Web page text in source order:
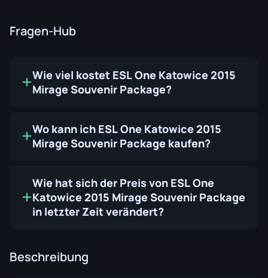
Fragen-Hub
Wie viel kostet ESL One Katowice 2015
Mirage Souvenir Package?
Wo kann ich ESL One Katowice 2015
Mirage Souvenir Package kaufen?
Wie hat sich der Preis von ESL One
Katowice 2015 Mirage Souvenir Package
in letzter Zeit verändert?
Beschreibung